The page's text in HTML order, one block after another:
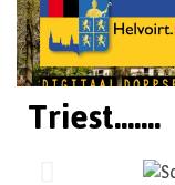
Triest.......